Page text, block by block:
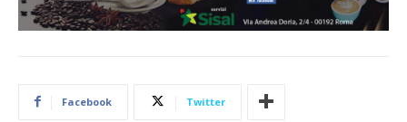
Facebook Twitter